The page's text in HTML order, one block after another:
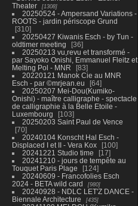
Theater
1308
20250524 - Ampersand Variations -
ROOTS - jardin périscope Grund
310
20250427 Kiwanis Esch - by Tun -
oldtimer meeting
36
20250213 vu,revu et transformé -
par Sayoko Onishi, Emmanuel Fleitz et
Melting Pol - MNR
83
20220121 Manok Cie au MNR
Esch - par ©mrjean.eu
64
20250207 Mei-Dou(Kumiko-
Onishi) - maître calligraphe - spectacle
de calligraphie à la Belle Etoile -
Luxembourg
103
20250203 Saint Paul de Vence
70
20240104 Konscht Hal Esch -
Displaced I et II - Vera Kox
100
20241221 Studio time
17
20241210 - jours de tempête au
Touquet Paris Plage
124
20240609 - Francofolies Esch
2024 - BETA wild card
980
20240928 - NDLC LET'Z DANCE -
Biennale Architecture
435